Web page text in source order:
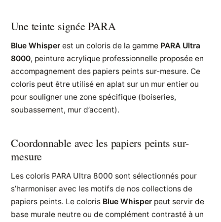
Une teinte signée PARA
Blue Whisper est un coloris de la gamme PARA Ultra
8000, peinture acrylique professionnelle proposée en
accompagnement des papiers peints sur-mesure. Ce
coloris peut être utilisé en aplat sur un mur entier ou
pour souligner une zone spécifique (boiseries,
soubassement, mur d’accent).
Coordonnable avec les papiers peints sur-
mesure
Les coloris PARA Ultra 8000 sont sélectionnés pour
s’harmoniser avec les motifs de nos collections de
papiers peints. Le coloris Blue Whisper peut servir de
base murale neutre ou de complément contrasté à un